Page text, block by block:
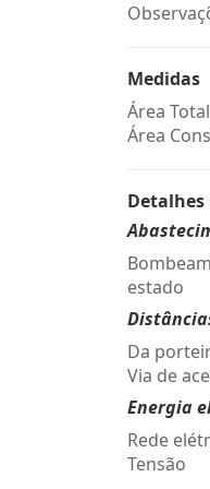
Medidas
Área
Área
Detalhes
estado
Da
Via de
Energia
Rede
Tensão